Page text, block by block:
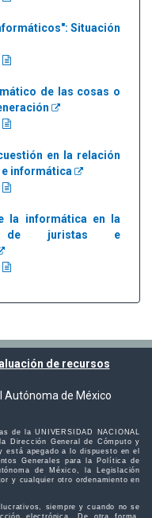
Situación
de las cosas o
en la relación
informática
la informática en la
de juristas e
de recursos
Autónoma de México
de la UNIVERSIDAD NACIONAL
Dirección General de Cómputo y
está apegado a lo dispuesto en el
Generales para la Política de
de México, la Legislación
y cualquier otro ordenamiento en
siempre y cuando no se
electrónica. De otra forma,